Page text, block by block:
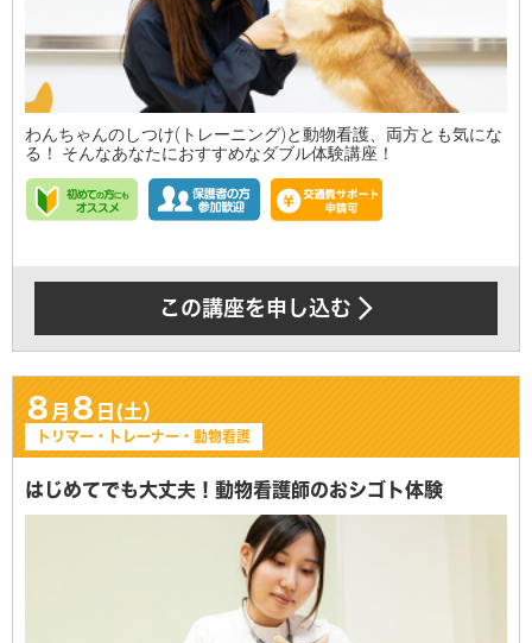
わんちゃんのしつけ(トレーニング)と動物看護、両方とも気にな
る！ そんなあなたにおすすめなダブル体験講座！
この講座を申し込む
8月8日(土）
トリマー・トレーナー・動物看護
はじめてでも大丈夫！動物看護師のおシゴト体験